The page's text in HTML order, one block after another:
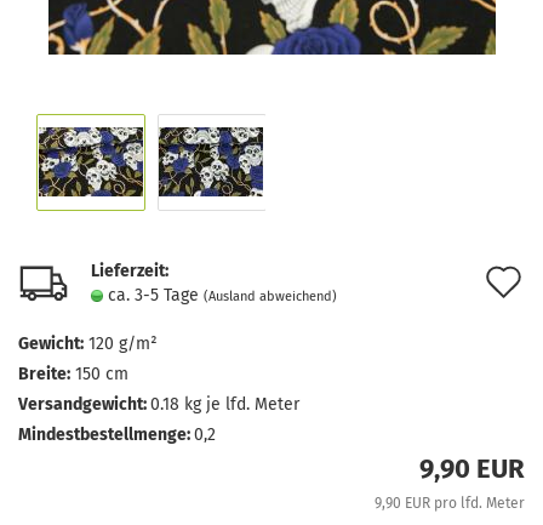
Lieferzeit:
ca. 3-5 Tage (Ausland abweichend)
Gewicht: 120 g/m²
Breite: 150 cm
Versandgewicht:0.18 kg je lfd. Meter
Mindestbestellmenge:0,2
9,90 EUR
9,90 EUR pro lfd. Meter